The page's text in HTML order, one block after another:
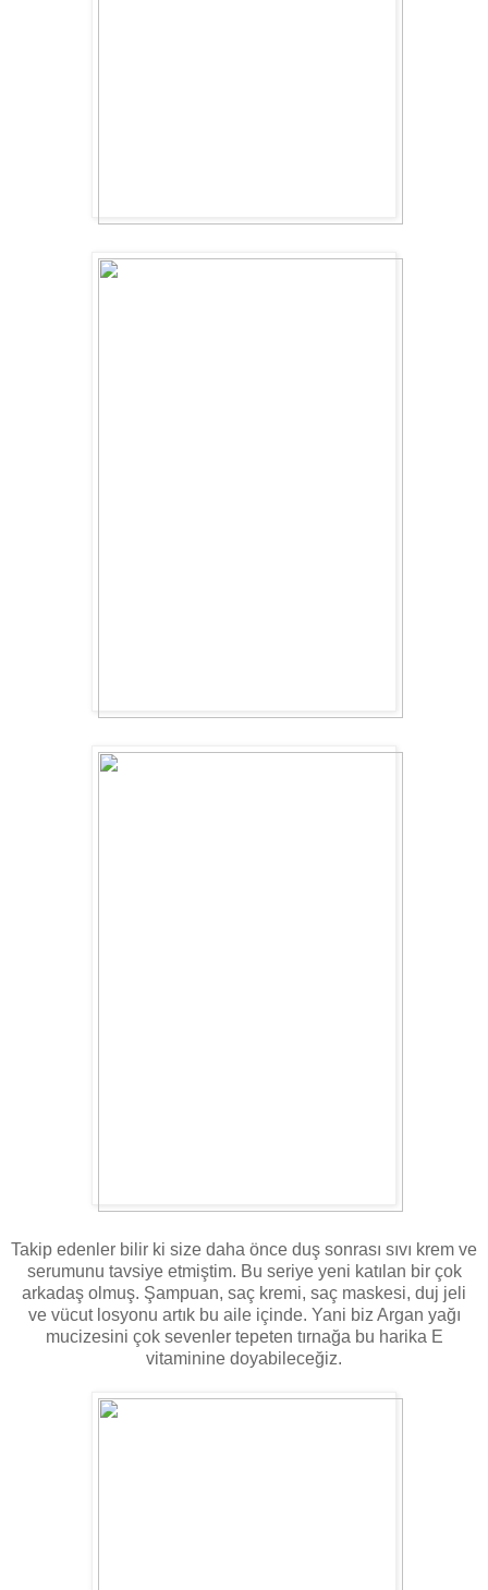
Takip edenler bilir ki size daha önce duş sonrası sıvı krem ve
serumunu tavsiye etmiştim. Bu seriye yeni katılan bir çok
arkadaş olmuş. Şampuan, saç kremi, saç maskesi, duj jeli
ve vücut losyonu artık bu aile içinde. Yani biz Argan yağı
mucizesini çok sevenler tepeten tırnağa bu harika E
vitaminine doyabileceğiz.